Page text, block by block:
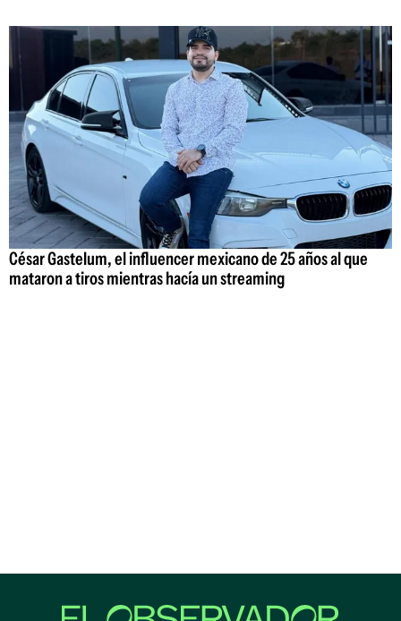
César Gastelum, el influencer mexicano de 25 años al que
mataron a tiros mientras hacía un streaming